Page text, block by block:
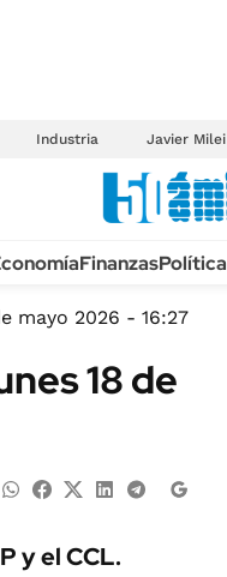
Industria Javier Milei
TECNOLOGÍA
MÉXICO
MUNDO
LIFESTYLE
FinanzasPolítica
mayo 2026 - 16:27
18 de
y el CCL.